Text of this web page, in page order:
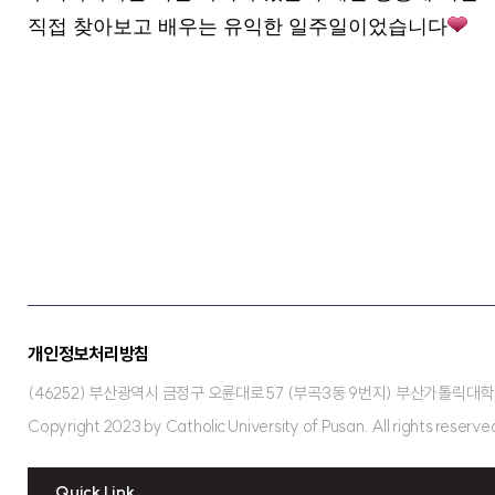
직접 찾아보고 배우는 유익한 일주일이었습니다
개인정보처리방침
(46252) 부산광역시 금정구 오륜대로 57 (부곡3동 9번지) 부산가톨릭대
Copyright 2023 by Catholic University of Pusan. All rights